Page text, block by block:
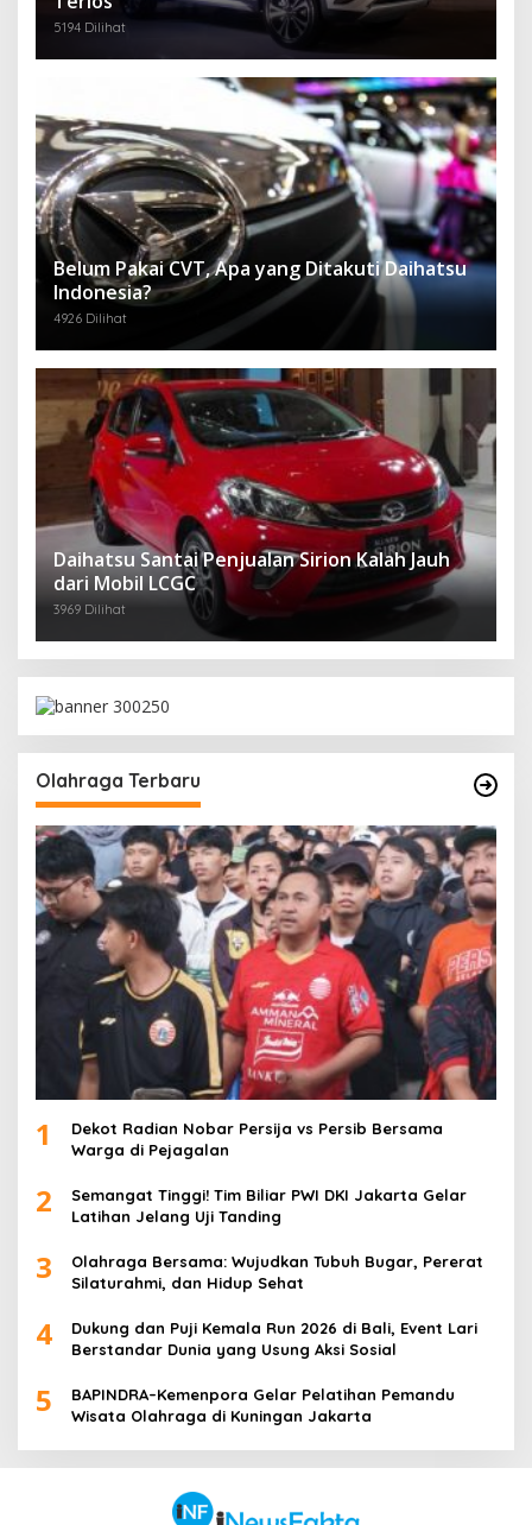
5194 Dilihat
Belum Pakai CVT, Apa yang Ditakuti Daihatsu
Indonesia?
4926 Dilihat
Daihatsu Santai Penjualan Sirion Kalah Jauh
dari Mobil LCGC
3969 Dilihat
Olahraga Terbaru
1
Dekot Radian Nobar Persija vs Persib Bersama
Warga di Pejagalan
2
Semangat Tinggi! Tim Biliar PWI DKI Jakarta Gelar
Latihan Jelang Uji Tanding
3
Olahraga Bersama: Wujudkan Tubuh Bugar, Pererat
Silaturahmi, dan Hidup Sehat
4
Dukung dan Puji Kemala Run 2026 di Bali, Event Lari
Berstandar Dunia yang Usung Aksi Sosial
5
BAPINDRA–Kemenpora Gelar Pelatihan Pemandu
Wisata Olahraga di Kuningan Jakarta